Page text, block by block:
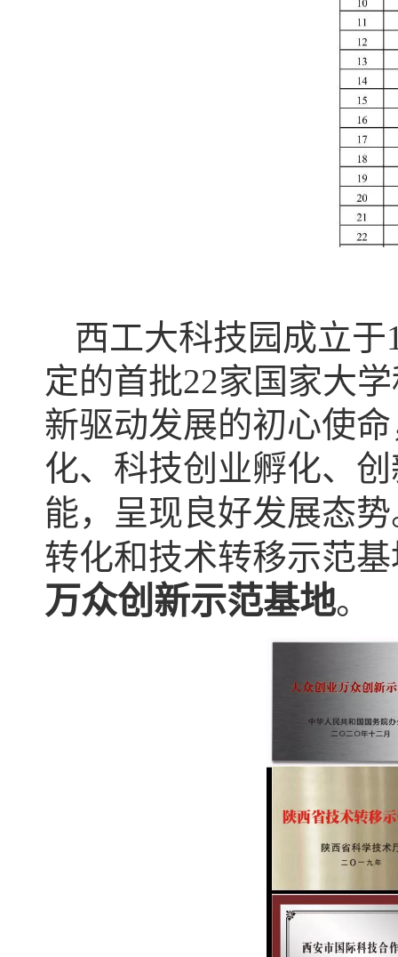
西工大科技园成立
定的首批22家国家大
新驱动发展的初心使
化、科技创业孵化、
能，呈现良好发展态
转化和技术转移示范
万众创新示范基地。